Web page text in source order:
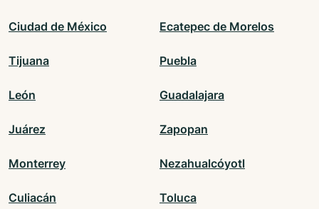
Ciudad de México Ecatepec de Morelos
Tijuana Puebla
León Guadalajara
Juárez Zapopan
Monterrey Nezahualcóyotl
Culiacán Toluca